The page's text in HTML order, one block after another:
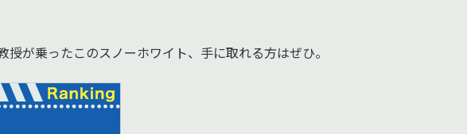
授が乗ったこのスノーホワイト、手に取れる方はぜひ。